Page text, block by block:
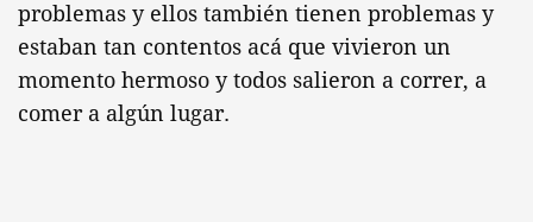
problemas y ellos también tienen problemas y
estaban tan contentos acá que vivieron un
momento hermoso y todos salieron a correr, a
comer a algún lugar.